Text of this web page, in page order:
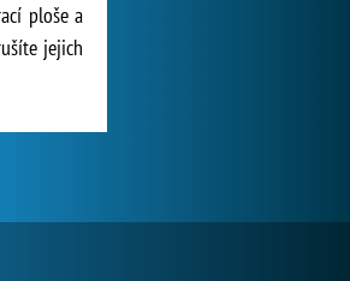
ploše a
jejich